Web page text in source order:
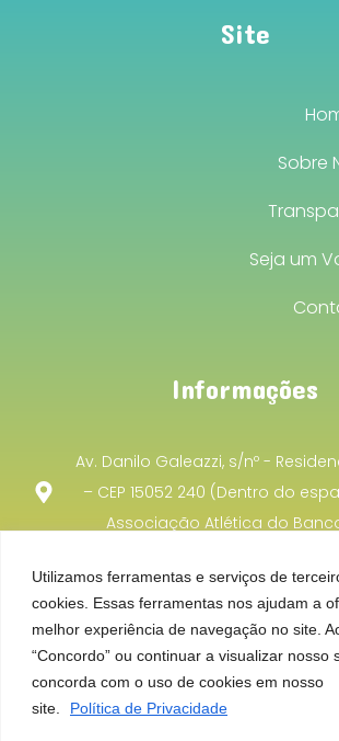
Utilizamos ferramentas e serviços de
cookies. Essas ferramentas nos ajudam a
melhor experiência de navegação no site.
“Concordo” ou continuar a visualizar nosso
concorda com o uso de cookies em nosso
site.
Política de Privacidade
Site
Sobre
Seja um
Informações
Av. Danilo Galeazzi, s/nº -
– CEP 15052 240 (Dentro do
Associação Atlética do
(17) 99701 - 8740
©2025 Todos os direitos reservados.
Online